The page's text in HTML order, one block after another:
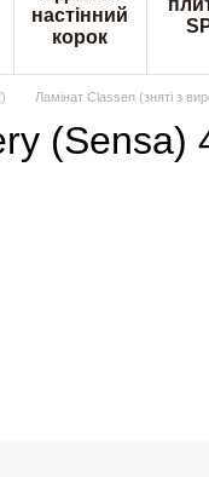
настінний
корок
Ламінат Classen (зняті з
(Sensa)